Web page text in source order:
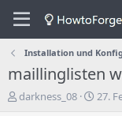
Installation und
maillinglisten
E
darkness_08
E
27.